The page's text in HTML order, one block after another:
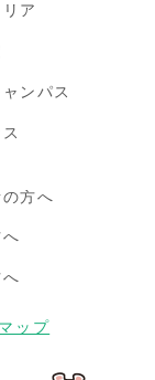
ア
ンパス
方へ
ップ